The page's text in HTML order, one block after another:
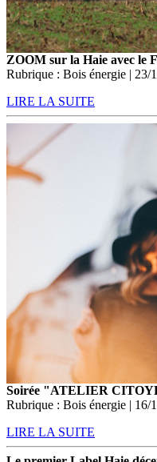
ZOOM sur la Haie avec
Rubrique : Bois énergie | 23/
LIRE LA SUITE
Soirée "ATELIER
Rubrique : Bois énergie | 16/
LIRE LA SUITE